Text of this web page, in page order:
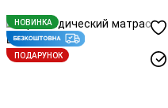
НОВИНКА
ПОДАРУНОК